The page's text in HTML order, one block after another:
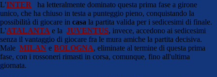
L'INTER
ha letteralmente dominato questa prima fase a girone
unico, che ha chiuso in testa a punteggio pieno, conquistando la
possibilità di giocare in casa la partita valida per i sedicesimi di finale.
L'ATALANTA e la JUVENTUS, invece, accedono ai sedicesimi
senza il vantaggio di giocare fra le mura amiche la partita decisiva.
Male MILAN e BOLOGNA, eliminate al termine di questa prima
fase, con i rossoneri rimasti in corsa, comunque, fino all'ultima
giornata.